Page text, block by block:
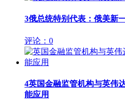
3俄总统特别代表：俄美新
评论：0
4英国金融监管机构与英伟
能应用